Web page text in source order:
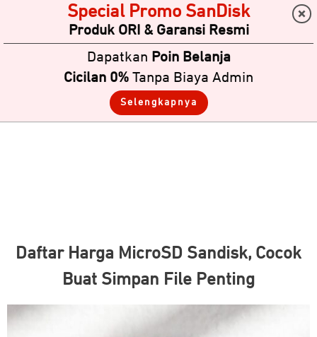
Daftar Harga MicroSD Sandisk, Cocok
Buat Simpan File Penting
Special Promo SanDisk
Produk ORI & Garansi Resmi
Dapatkan Poin Belanja
Cicilan 0% Tanpa Biaya Admin
Selengkapnya